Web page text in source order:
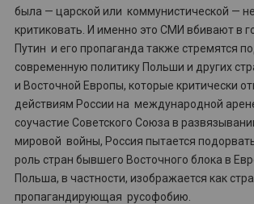
была — царской или коммунистической —
критиковать. И именно это СМИ вбивают в
Путин и его пропаганда также стремятся
современную политику Польши и других
и Восточной Европы, которые критически
действиям России на международной
соучастие Советского Союза в
мировой войны, Россия пытается
роль стран бывшего Восточного блока в
Польша, в частности, изображается как
пропагандирующая русофобию.